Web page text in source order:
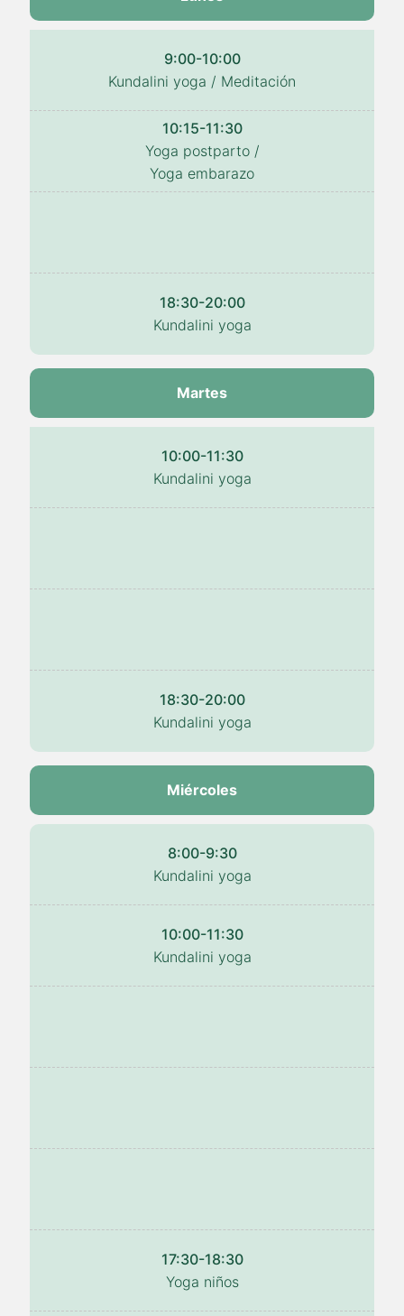
9:00-10:00
Kundalini yoga / Meditación
10:15-11:30
Yoga postparto /
Yoga embarazo
18:30-20:00
Kundalini yoga
Martes
10:00-11:30
Kundalini yoga
18:30-20:00
Kundalini yoga
Miércoles
8:00-9:30
Kundalini yoga
10:00-11:30
Kundalini yoga
17:30-18:30
Yoga niños